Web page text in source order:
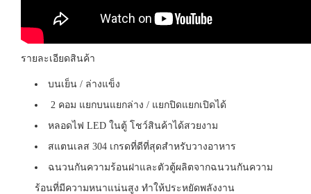
รายละเอียดสินค้า
บนเย็น / ล่างแข็ง
2 คอม แยกบนแยกล่าง / แยกปิดแยกเปิดได้
หลอดไฟ LED ในตู้ โชว์สินค้าได้สวยงาม
สแตนเลส 304 เกรดที่ดีที่สุดสำหรับวางอาหาร
ฉนวนกันความร้อนฝาและตัวตู้ผลิตจากฉนวนกันความ
ร้อนที่มีความหนาแน่นสูง ทำให้ประหยัดพลังงาน